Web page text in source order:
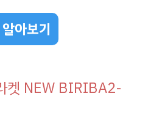
아보기
켓 NEW BIRIBA2-